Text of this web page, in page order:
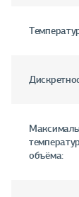
объёма: